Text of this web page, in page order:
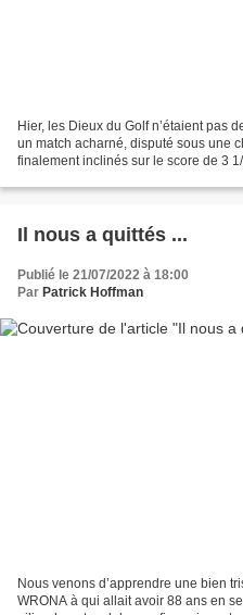
Hier, les Dieux du Golf n’étaient pas
un match acharné, disputé sous une
finalement inclinés sur le score de 3
Il nous a quittés ...
Publié le 21/07/2022 à 18:00
Par Patrick Hoffman
Nous venons d’apprendre une bien
WRONA à qui allait avoir 88 ans en